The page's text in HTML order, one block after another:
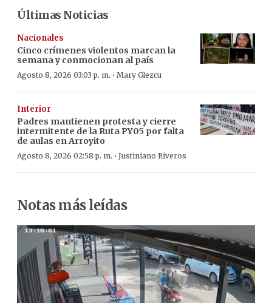
Últimas Noticias
Nacionales
Cinco crímenes violentos marcan la
semana y conmocionan al país
Agosto 8, 2026 03:03 p. m. · Mary Glezcu
Interior
Padres mantienen protesta y cierre
intermitente de la Ruta PY05 por falta
de aulas en Arroyito
Agosto 8, 2026 02:58 p. m. · Justiniano Riveros
Notas más leídas